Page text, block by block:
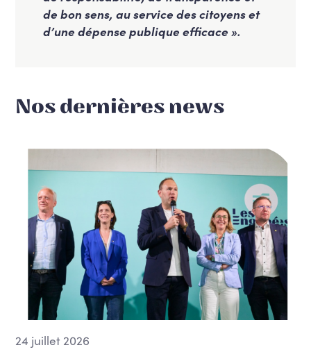
de bon sens, au service des citoyens et
d’une dépense publique efficace ».
Nos dernières news
24 juillet 2026